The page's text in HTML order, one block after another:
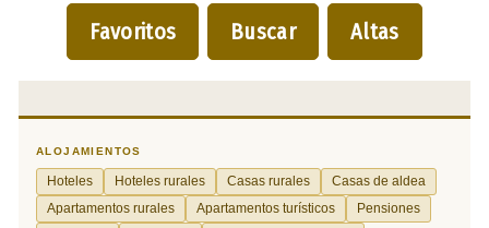
Favoritos Buscar Altas